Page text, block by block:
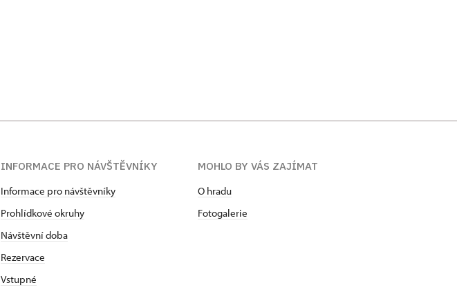
INFORMACE PRO NÁVŠTĚVNÍKY
Informace pro návštěvníky
Prohlídkové okruhy
Návštěvní doba
Rezervace
Vstupné
MOHLO BY VÁS ZAJÍMAT
O hradu
Fotogalerie